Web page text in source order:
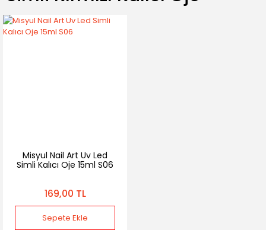
Misyul Nail Art Uv Led
Simli Kalıcı Oje 15ml S06
169,00 TL
Sepete Ekle